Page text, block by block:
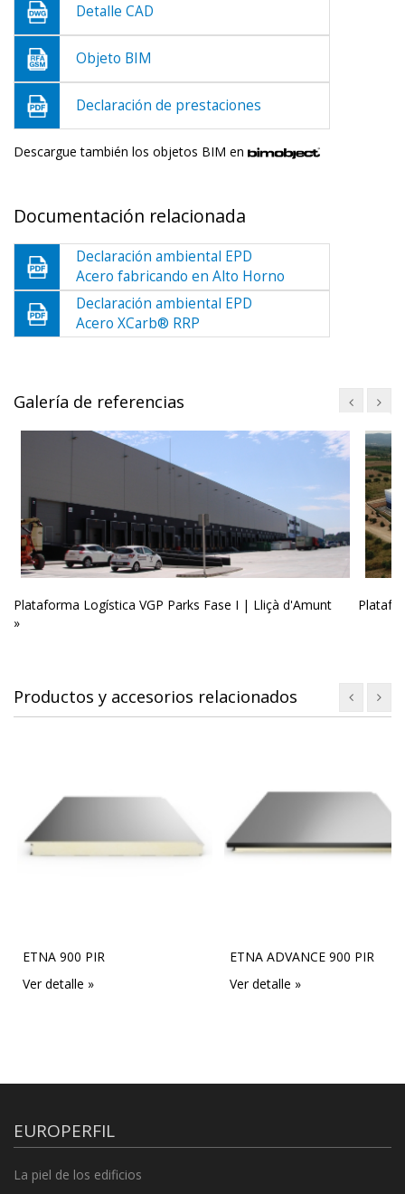
Detalle CAD
Objeto BIM
Declaración de prestaciones
Descargue también los objetos BIM en
Documentación relacionada
Declaración ambiental EPD
Acero fabricando en Alto Horno
Declaración ambiental EPD
Acero XCarb® RRP
Galería de referencias
Plataforma Logística VGP Parks Fase I | Lliçà d'Amunt
»
Productos y accesorios relacionados
ETNA 900 PIR
Ver detalle »
ETNA ADVANCE 900 PIR
Ver detalle »
EUROPERFIL
La piel de los edificios